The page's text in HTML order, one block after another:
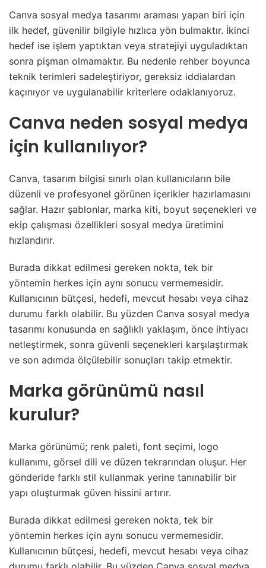
Canva sosyal medya tasarımı araması yapan biri için
ilk hedef, güvenilir bilgiyle hızlıca yön bulmaktır. İkinci
hedef ise işlem yaptıktan veya stratejiyi uyguladıktan
sonra pişman olmamaktır. Bu nedenle rehber boyunca
teknik terimleri sadeleştiriyor, gereksiz iddialardan
kaçınıyor ve uygulanabilir kriterlere odaklanıyoruz.
Canva neden sosyal medya
için kullanılıyor?
Canva, tasarım bilgisi sınırlı olan kullanıcıların bile
düzenli ve profesyonel görünen içerikler hazırlamasını
sağlar. Hazır şablonlar, marka kiti, boyut seçenekleri ve
ekip çalışması özellikleri sosyal medya üretimini
hızlandırır.
Burada dikkat edilmesi gereken nokta, tek bir
yöntemin herkes için aynı sonucu vermemesidir.
Kullanıcının bütçesi, hedefi, mevcut hesabı veya cihaz
durumu farklı olabilir. Bu yüzden Canva sosyal medya
tasarımı konusunda en sağlıklı yaklaşım, önce ihtiyacı
netleştirmek, sonra güvenli seçenekleri karşılaştırmak
ve son adımda ölçülebilir sonuçları takip etmektir.
Marka görünümü nasıl
kurulur?
Marka görünümü; renk paleti, font seçimi, logo
kullanımı, görsel dili ve düzen tekrarından oluşur. Her
gönderide farklı stil kullanmak yerine tanınabilir bir
yapı oluşturmak güven hissini artırır.
Burada dikkat edilmesi gereken nokta, tek bir
yöntemin herkes için aynı sonucu vermemesidir.
Kullanıcının bütçesi, hedefi, mevcut hesabı veya cihaz